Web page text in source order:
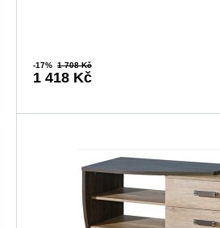
-17% 1 708 Kč
1 418 Kč